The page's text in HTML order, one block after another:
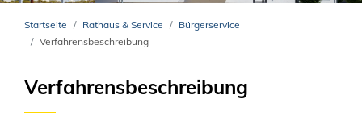
Startseite Rathaus & Service
Bürgerservice
Verfahrensbeschreibung
Verfahrensbeschreibung